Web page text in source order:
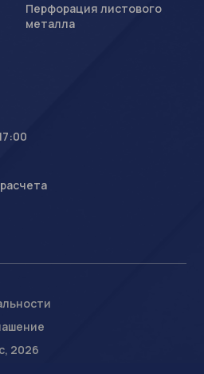
Перфорация листового
металла
Присылайте смету для расчета
2026
обработка пользовательских
данных